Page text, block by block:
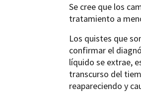
Se cree que los
tratamiento a
Los quistes que
confirmar el
líquido se extrae,
transcurso del
reapareciendo y